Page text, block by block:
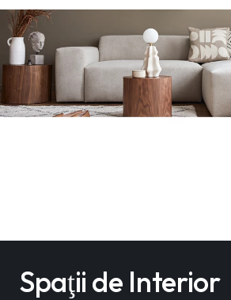
Spaţii de Interior